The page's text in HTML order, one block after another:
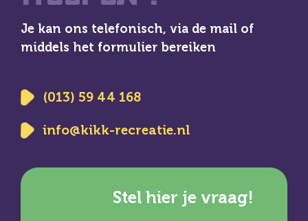
Je kan ons telefonisch, via de mail of
middels het formulier bereiken
(013) 59 44 168
info@kikk-recreatie.nl
Stel hier je vraag!